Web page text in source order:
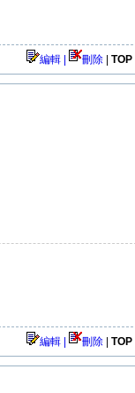
編輯 | 刪除 TOP
編輯 | 刪除 TOP